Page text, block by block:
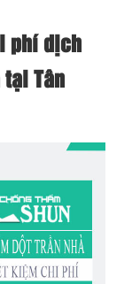
phí dịch
tại Tân